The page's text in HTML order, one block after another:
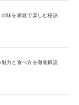
味を家庭で楽しむ秘訣
力と食べ方を徹底解説